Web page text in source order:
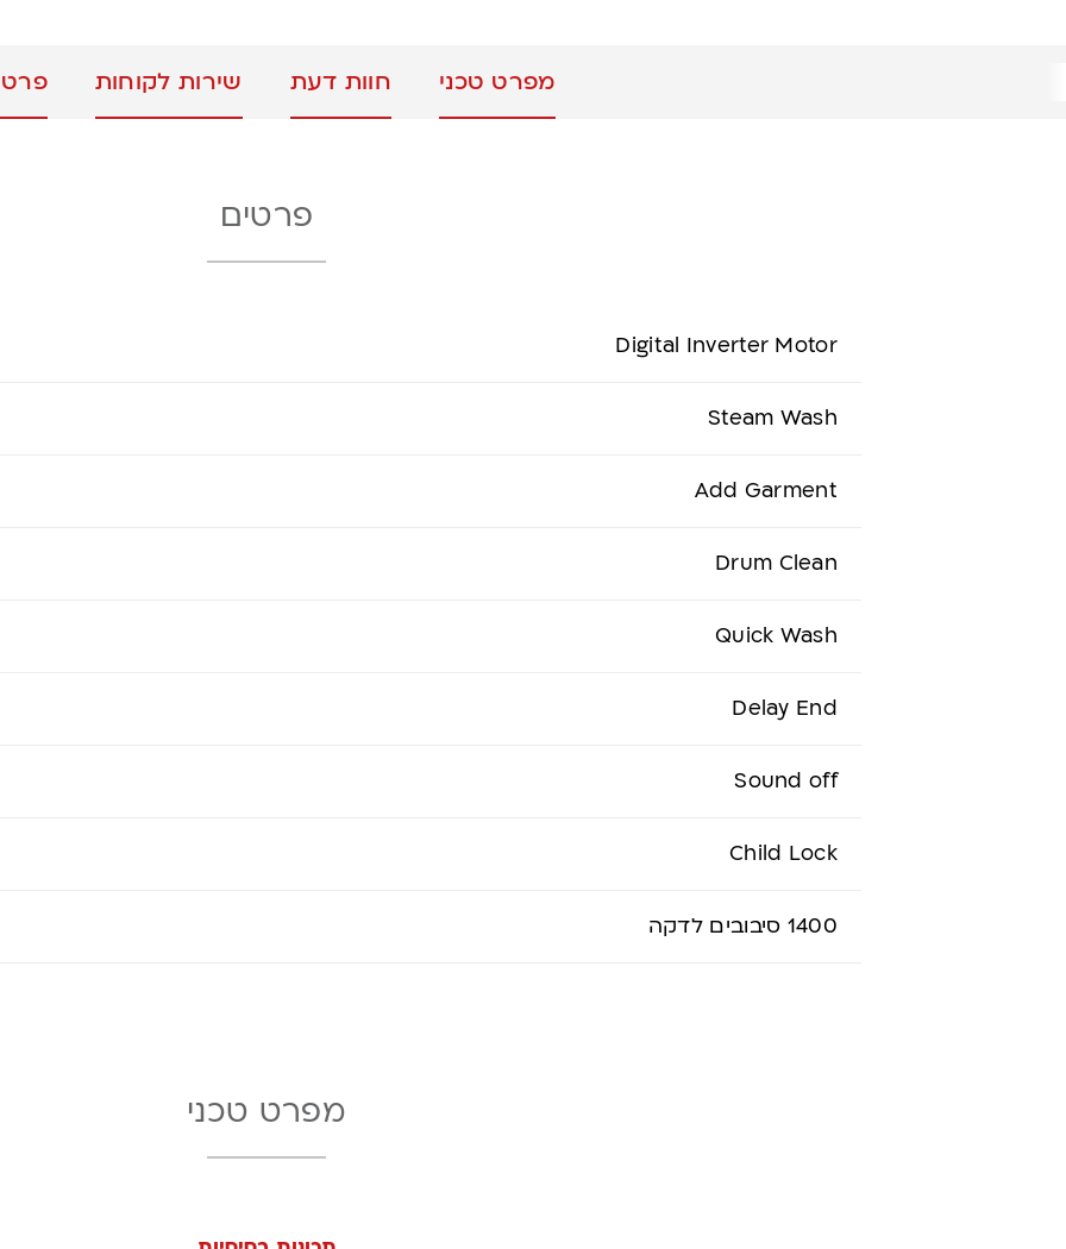
מפרט טכני חוות דעת שירות לקוחות
פרטים
Digital Inverter Motor
Steam Wash
Add Garment
Drum Clean
Quick Wash
Delay End
Sound off
Child Lock
1400 סיבובים לדקה
מפרט טכני